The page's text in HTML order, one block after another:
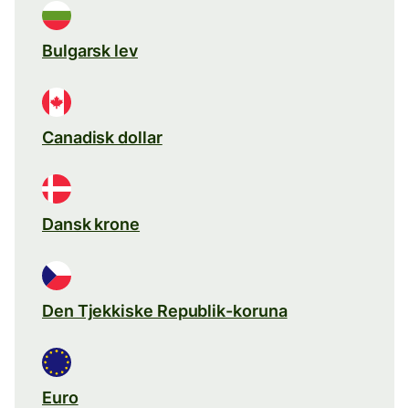
Bulgarsk lev
Canadisk dollar
Dansk krone
Den Tjekkiske Republik-koruna
Euro